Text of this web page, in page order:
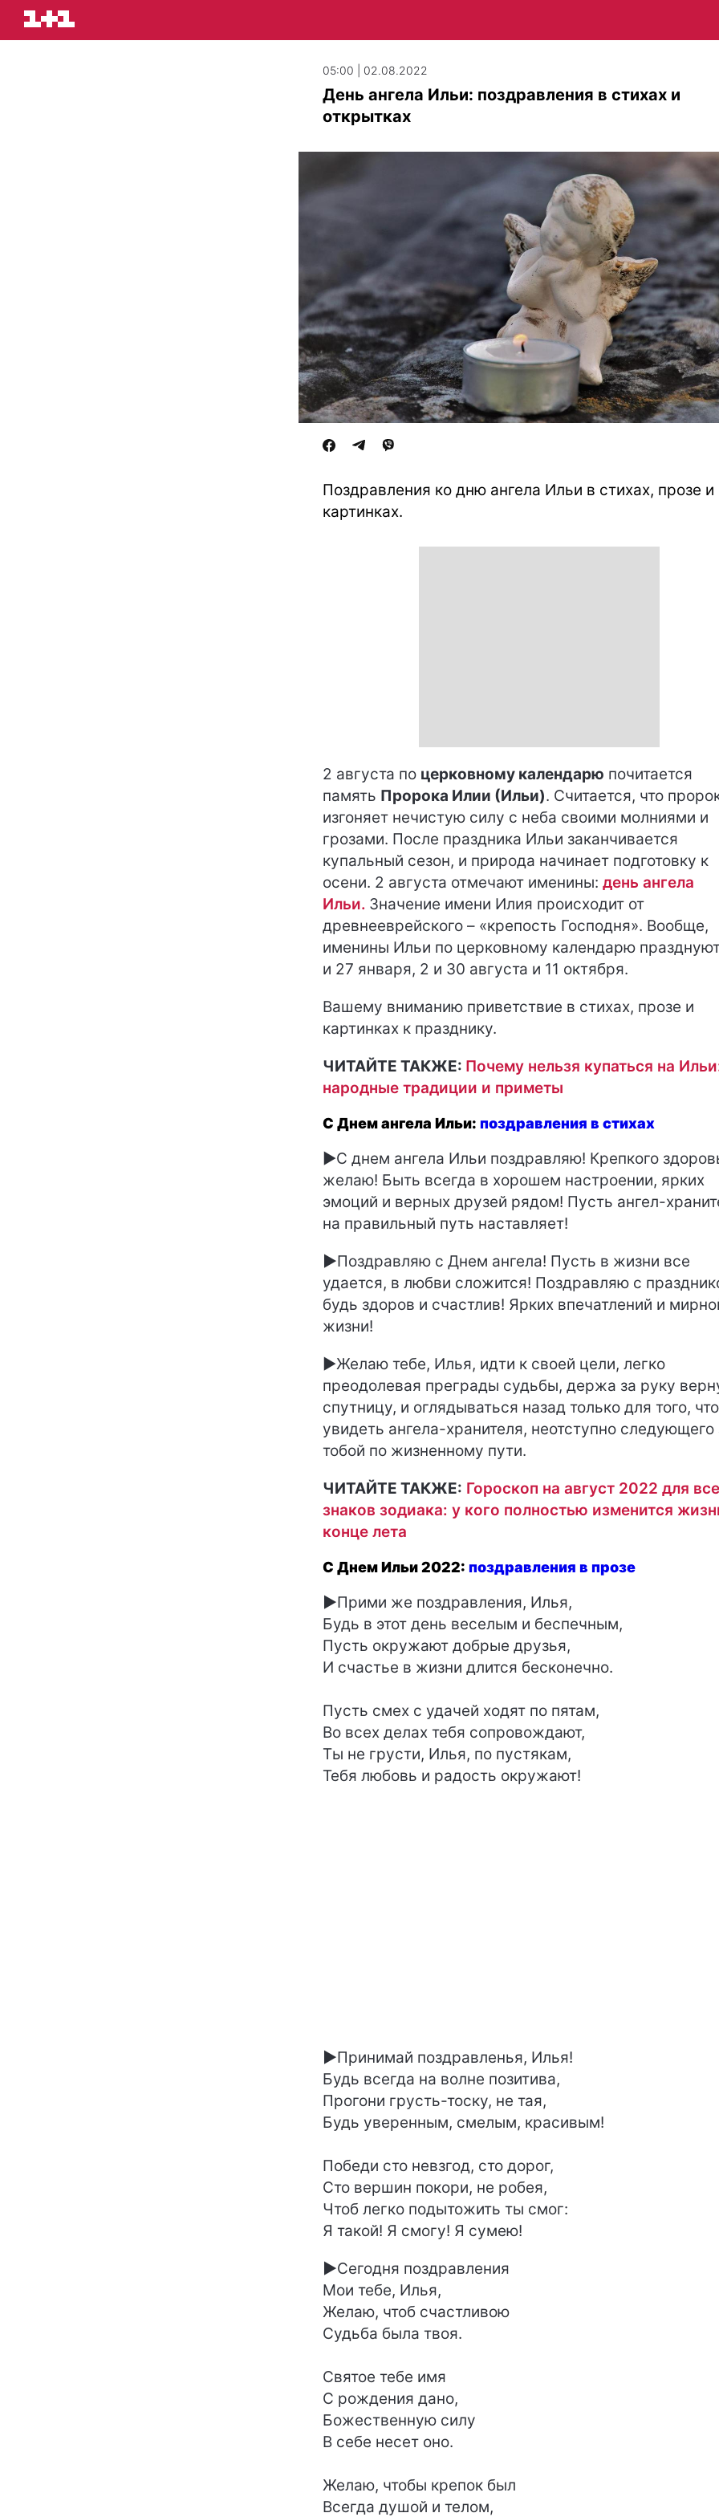
05:00 | 02.08.2022
День ангела Ильи: поздравления в стихах и
открытках
Поздравления ко дню ангела Ильи в стихах, прозе и
картинках.
2 августа по церковному календарю почитается
память Пророка Илии (Ильи). Считается, что
изгоняет нечистую силу с неба своими молниями и
грозами. После праздника Ильи заканчивается
купальный сезон, и природа начинает подготовку к
осени. 2 августа отмечают именины: день ангела
Ильи. Значение имени Илия происходит от
древнееврейского – «крепость Господня». Вообще,
именины Ильи по церковному календарю празднуют
и 27 января, 2 и 30 августа и 11 октября.
Вашему вниманию приветствие в стихах, прозе и
картинках к празднику.
ЧИТАЙТЕ ТАКЖЕ: Почему нельзя купаться на
народные традиции и приметы
С Днем ангела Ильи: поздравления в стихах
►С днем ангела Ильи поздравляю! Крепкого
желаю! Быть всегда в хорошем настроении, ярких
эмоций и верных друзей рядом! Пусть ангел-
на правильный путь наставляет!
►Поздравляю с Днем ангела! Пусть в жизни все
удается, в любви сложится! Поздравляю с
будь здоров и счастлив! Ярких впечатлений и
жизни!
►Желаю тебе, Илья, идти к своей цели, легко
преодолевая преграды судьбы, держа за руку
спутницу, и оглядываться назад только для того,
увидеть ангела-хранителя, неотступно следующего
тобой по жизненному пути.
ЧИТАЙТЕ ТАКЖЕ: Гороскоп на август 2022 для
знаков зодиака: у кого полностью изменится
конце лета
С Днем Ильи 2022: поздравления в прозе
►Прими же поздравления, Илья,
Будь в этот день веселым и беспечным,
Пусть окружают добрые друзья,
И счастье в жизни длится бесконечно.
Пусть смех с удачей ходят по пятам,
Во всех делах тебя сопровождают,
Ты не грусти, Илья, по пустякам,
Тебя любовь и радость окружают!
►Принимай поздравленья, Илья!
Будь всегда на волне позитива,
Прогони грусть-тоску, не тая,
Будь уверенным, смелым, красивым!
Победи сто невзгод, сто дорог,
Сто вершин покори, не робея,
Чтоб легко подытожить ты смог:
Я такой! Я смогу! Я сумею!
►Сегодня поздравления
Мои тебе, Илья,
Желаю, чтоб счастливою
Судьба была твоя.
Святое тебе имя
С рождения дано,
Божественную силу
В себе несет оно.
Желаю, чтобы крепок был
Всегда душой и телом,